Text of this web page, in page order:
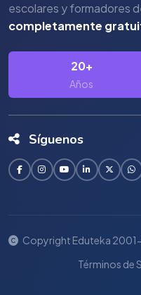
escolares y formadores
completamente
20+
Años
Síguenos
Copyright Eduteka
Términos de